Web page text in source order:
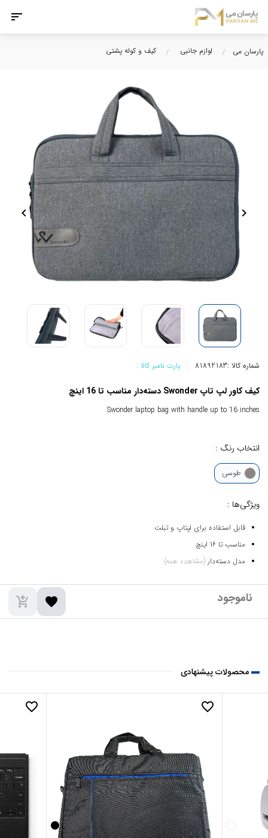
پارسان می لوازم جانبی کیف و کوله پشتی
chevron_right
chevron_left
شماره کالا :81892183 پارت نامبر کالا :
کیف کاور لپ تاپ Swonder دسته‌دار مناسب تا 16 اینچ
Swonder laptop bag with handle up to 16 inches
انتخاب رنگ :
طوسی
ویژگی‌ها :
قابل استفاده برای لپتاپ و تبلت
مناسب تا 16 اینچ
مدل دسته‌دار (مشاهده همه)
add_shopping_cart favorite
محصولات پیشنهادی
favorite_border
favorite_border